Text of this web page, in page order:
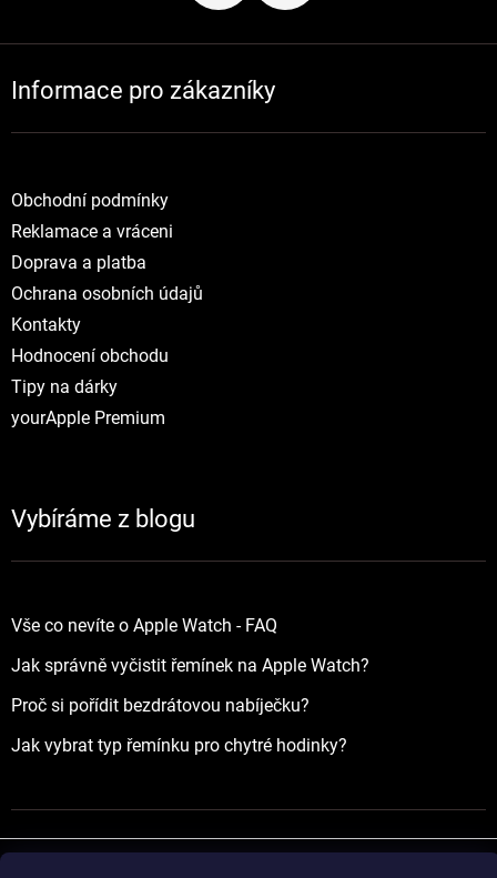
Informace pro zákazníky
Obchodní podmínky
Reklamace a vráceni
Doprava a platba
Ochrana osobních údajů
Kontakty
Hodnocení obchodu
Tipy na dárky
yourApple Premium
Vybíráme z blogu
Vše co nevíte o Apple Watch - FAQ
Jak správně vyčistit řemínek na Apple Watch?
Proč si pořídit bezdrátovou nabíječku?
Jak vybrat typ řemínku pro chytré hodinky?